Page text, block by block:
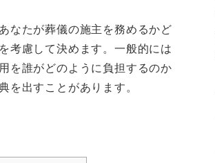
なたが葬儀の施主を務めるかど
考慮して決めます。一般的には
を誰がどのように負担するのか
出すことがあります。